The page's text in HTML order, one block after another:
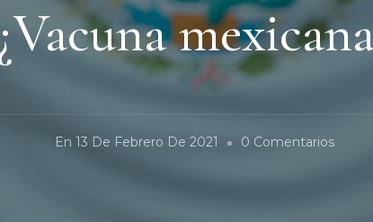
¿Vacuna
En 13 De Febrero De 2021 0 ComentariosEn